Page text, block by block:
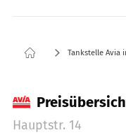
Tankstelle Avia
Hauptstr. 14